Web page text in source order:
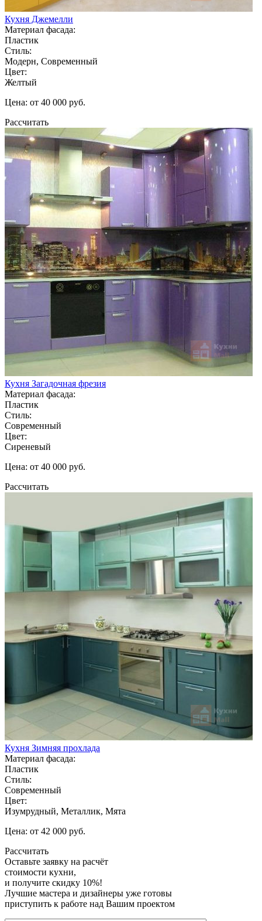
Кухня Джемелли
Материал фасада:
Пластик
Стиль:
Модерн, Современный
Цвет:
Желтый
Цена: от 40 000 руб.
Рассчитать
Кухня Загадочная фрезия
Материал фасада:
Пластик
Стиль:
Современный
Цвет:
Сиреневый
Цена: от 40 000 руб.
Рассчитать
Кухня Зимняя прохлада
Материал фасада:
Пластик
Стиль:
Современный
Цвет:
Изумрудный, Металлик, Мята
Цена: от 42 000 руб.
Рассчитать
Оставьте заявку на расчёт
стоимости кухни,
и получите скидку 10%!
Лучшие мастера и дизайнеры уже готовы
приступить к работе над Вашим проектом